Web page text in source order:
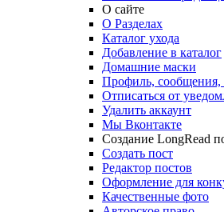
О сайте
О Разделах
Каталог ухода
Добавление в каталог
Домашние маски
Профиль, сообщения,
Отписаться от
Удалить аккаунт
Мы Вконтакте
Создание LongRead
Создать пост
Редактор постов
Оформление для
Качественные фото